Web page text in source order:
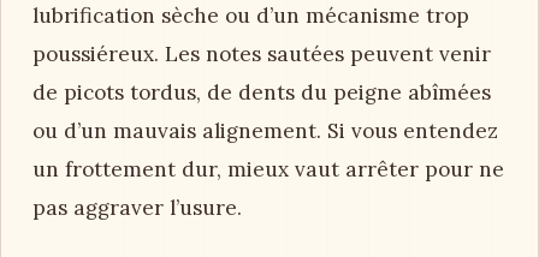
lubrification sèche ou d’un mécanisme trop
poussiéreux. Les notes sautées peuvent venir
de picots tordus, de dents du peigne abîmées
ou d’un mauvais alignement. Si vous entendez
un frottement dur, mieux vaut arrêter pour ne
pas aggraver l’usure.